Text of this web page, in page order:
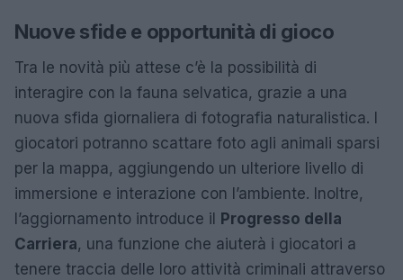
Nuove sfide e opportunità di gioco
Tra le novità più attese c’è la possibilità di
interagire con la fauna selvatica, grazie a una
nuova sfida giornaliera di fotografia naturalistica. I
giocatori potranno scattare foto agli animali sparsi
per la mappa, aggiungendo un ulteriore livello di
immersione e interazione con l’ambiente. Inoltre,
l’aggiornamento introduce il
Progresso della
Carriera, una funzione che aiuterà i giocatori a
tenere traccia delle loro attività criminali attraverso